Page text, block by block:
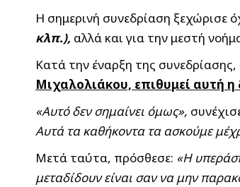
Η σημερινή συνεδρίαση
κλπ.), αλλά και για την μεστή
Κατά την έναρξη της συνεδρίασης,
Μιχαλολιάκου, επιθυμεί αυτή η
«Αυτό δεν σημαίνει όμως»,
Αυτά τα καθήκοντα τα ασκούμε
Μετά ταύτα, πρόσθεσε: «Η
μεταδίδουν είναι σαν να μην